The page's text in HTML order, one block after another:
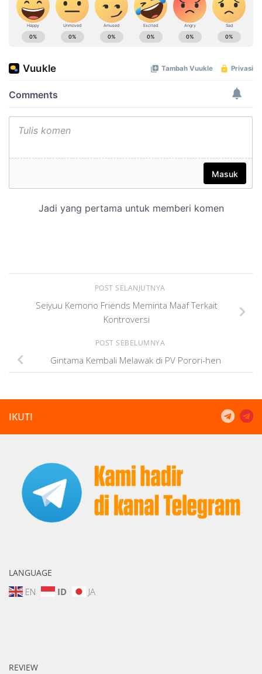
POST SELANJUTNYA
Seiyuu Kemono Friends Meminta Maaf Terkait
Kontroversi
POST SEBELUMNYA
Gintama Kembali Melawak di PV Porori-hen
IKUTI
LANGUAGE
EN ID JA
REVIEW